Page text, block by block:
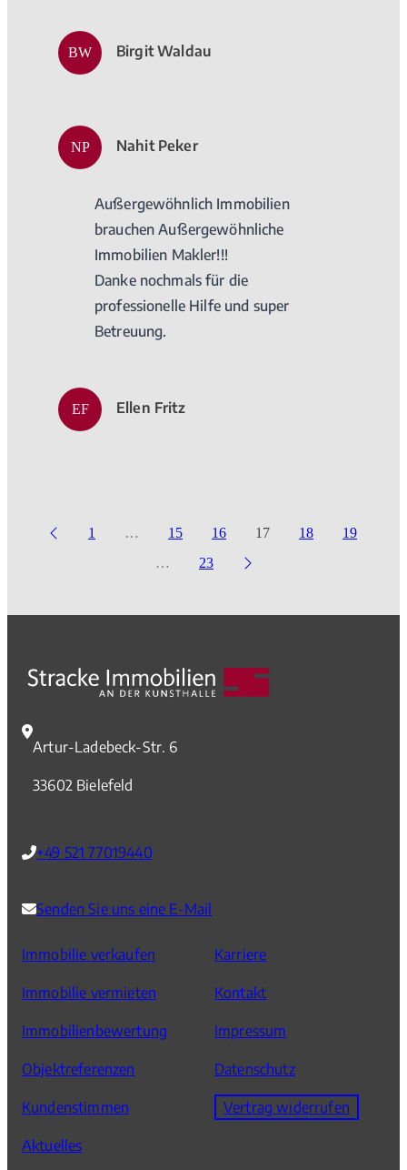
BW Birgit Waldau
NP Nahit Peker
Außergewöhnlich Immobilien
brauchen Außergewöhnliche
Immobilien Makler!!!
Danke nochmals für die
professionelle Hilfe und super
Betreuung.
EF Ellen Fritz
1 … 15 16 17 18
19
…
23
Artur-Ladebeck-Str. 6
33602 Bielefeld
+49 521 77019440
Senden Sie uns eine E-Mail
Immobilie verkaufen
Immobilie vermieten
Immobilienbewertung
Objektreferenzen
Kundenstimmen
Aktuelles
Karriere
Kontakt
Impressum
Datenschutz
Vertrag widerrufen